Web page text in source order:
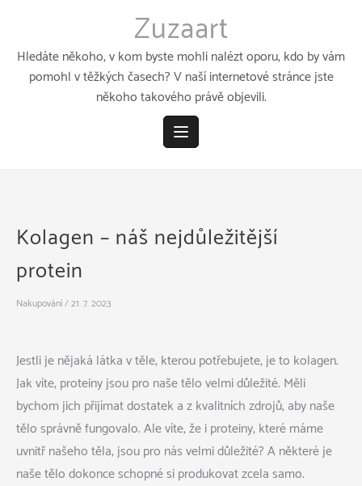
obsahu
Zuzaart
Hledáte někoho, v kom byste mohli nalézt oporu, kdo by vám
pomohl v těžkých časech? V naší internetové stránce jste
někoho takového právě objevili.
Kolagen – náš nejdůležitější
protein
Nakupování/21. 7. 2023
Jestli je nějaká látka v těle, kterou potřebujete, je to kolagen.
Jak víte, proteiny jsou pro naše tělo velmi důležité. Měli
bychom jich přijímat dostatek a z kvalitních zdrojů, aby naše
tělo správně fungovalo. Ale víte, že i proteiny, které máme
uvnitř našeho těla, jsou pro nás velmi důležité? A některé je
naše tělo dokonce schopné si produkovat zcela samo.